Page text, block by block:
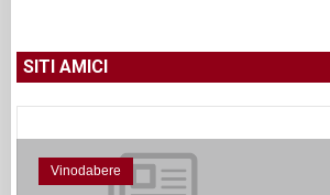
SITI AMICI
Vinodabere